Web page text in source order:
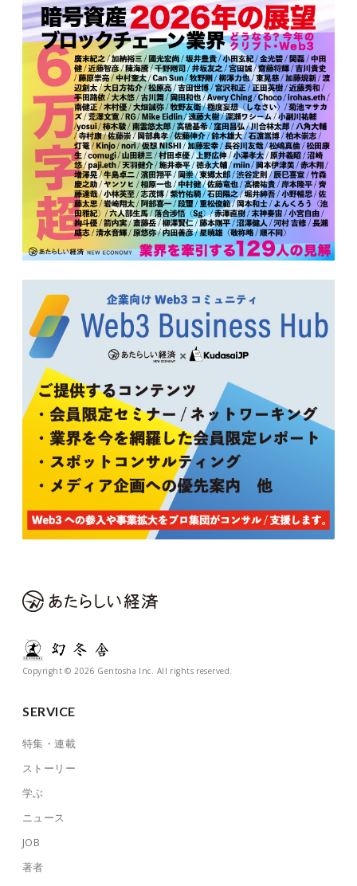
Copyright © 2026 Gentosha Inc. All rights reserved.
SERVICE
特集・連載
ストーリー
学ぶ
ニュース
JOB
著者